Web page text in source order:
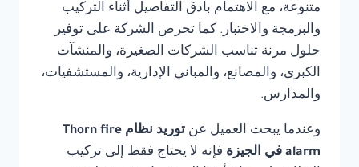
متنوعة، مع الاهتمام بأدق التفاصيل أثناء التركيب
والبرمجة والاختبار. كما تحرص الشركة على توفير
حلول مرنة تناسب الشركات الصغيرة، والمنشآت
الكبرى، والمصانع، والمباني الإدارية، والمستشفيات،
والمدارس.
وعندما يبحث العميل عن
توريد نظام Thorn fire
alarm في الجيزة
فإنه لا يحتاج فقط إلى تركيب